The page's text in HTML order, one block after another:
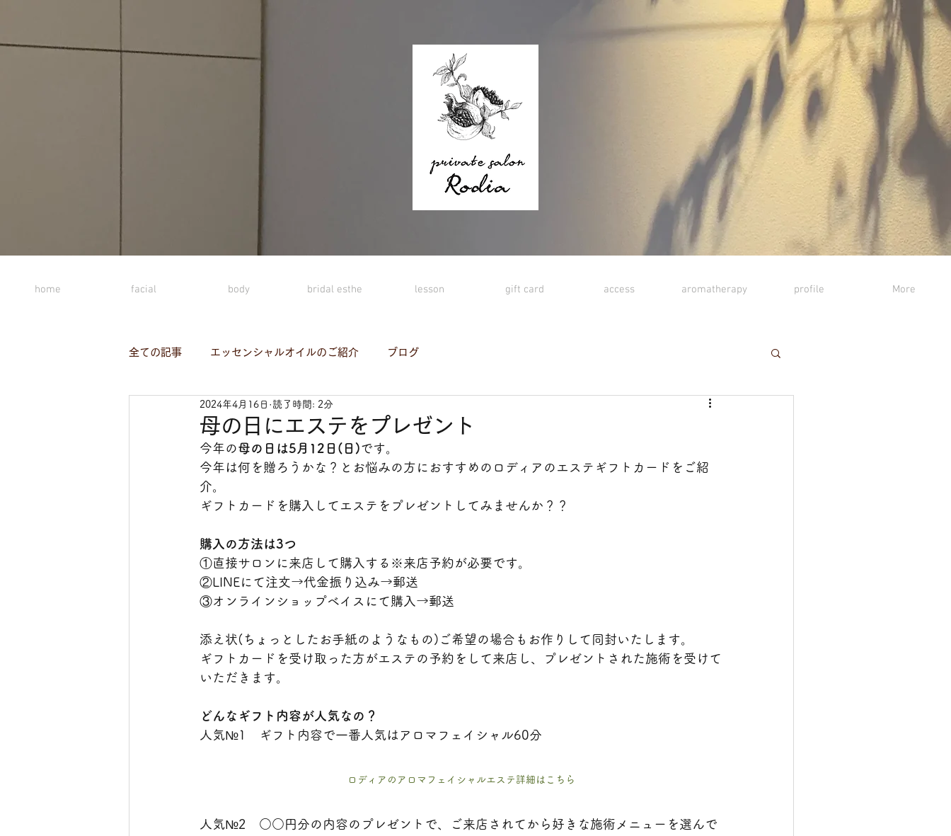
home facial body bridal esthe lesson gift card access aromatherapy profile More
全ての記事 エッセンシャルオイルのご紹介 ブログ
母の日にエステをプレゼント
2024年4月16日 読了時間: 2分
今年の母の日は5月12日(日)です。
今年は何を贈ろうかな？とお悩みの方におすすめのロディアのエステギフトカードをご紹
介。
ギフトカードを購入してエステをプレゼントしてみませんか？？
購入の方法は3つ
①直接サロンに来店して購入する※来店予約が必要です。
②LINEにて注文→代金振り込み→郵送
③オンラインショップベイスにて購入→郵送
添え状(ちょっとしたお手紙のようなもの)ご希望の場合もお作りして同封いたします。
ギフトカードを受け取った方がエステの予約をして来店し、プレゼントされた施術を受けて
いただきます。
どんなギフト内容が人気なの？
人気№1　ギフト内容で一番人気はアロマフェイシャル60分
ロディアのアロマフェイシャルエステ詳細はこちら
人気№2　○○円分の内容のプレゼントで、ご来店されてから好きな施術メニューを選んで